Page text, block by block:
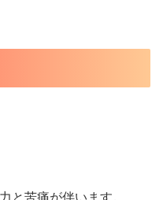
と苦痛が伴います。